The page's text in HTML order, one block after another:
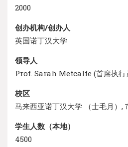
2000
创办机构/创办人
英国诺丁汉大学
领导人
Prof. Sarah Metcalfe (首席执行
校区
马来西亚诺丁汉大学 （士毛月）,
学生人数（本地）
4500